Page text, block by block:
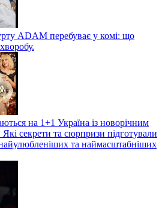
ADAM перебуває у комі: що
на 1+1 Україна із новорічним
секрети та сюрпризи підготували
та наймасштабніших